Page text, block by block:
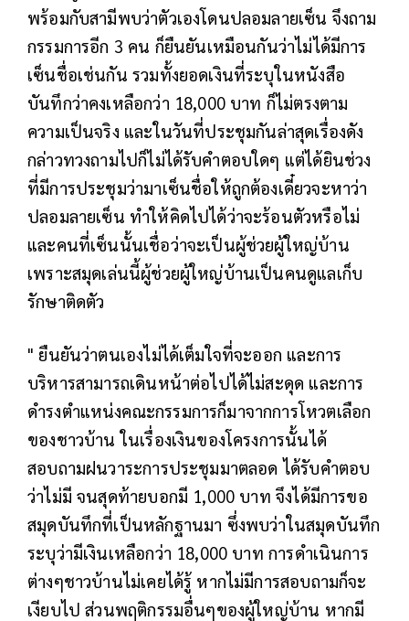
พร้อมกับสามีพบว่าตัวเองโดนปลอมลายเซ็น จึงถาม
กรรมการอีก 3 คน ก็ยืนยันเหมือนกันว่าไม่ได้มีการ
เซ็นชื่อเช่นกัน รวมทั้งยอดเงินที่ระบุในหนังสือ
บันทึกว่าคงเหลือกว่า 18,000 บาท ก็ไม่ตรงตาม
ความเป็นจริง และในวันที่ประชุมกันล่าสุดเรื่องดัง
กล่าวทวงถามไปก็ไม่ได้รับคำตอบใดๆ แต่ได้ยินช่วง
ที่มีการประชุมว่ามาเซ็นชื่อให้ถูกต้องเดี๋ยวจะหาว่า
ปลอมลายเซ็น ทำให้คิดไปได้ว่าจะร้อนตัวหรือไม่
และคนที่เซ็นนั้นเชื่อว่าจะเป็นผู้ช่วยผู้ใหญ่บ้าน
เพราะสมุดเล่นนี้ผู้ช่วยผู้ใหญ่บ้านเป็นคนดูแลเก็บ
รักษาติดตัว
" ยืนยันว่าตนเองไม่ได้เต็มใจที่จะออก และการ
บริหารสามารถเดินหน้าต่อไปได้ไม่สะดุด และการ
ดำรงตำแหน่งคณะกรรมการก็มาจากการโหวตเลือก
ของชาวบ้าน ในเรื่องเงินของโครงการนั้นได้
สอบถามฝนวาระการประชุมมาตลอด ได้รับคำตอบ
ว่าไม่มี จนสุดท้ายบอกมี 1,000 บาท จึงได้มีการขอ
สมุดบันทึกที่เป็นหลักฐานมา ซึ่งพบว่าในสมุดบันทึก
ระบุว่ามีเงินเหลือกว่า 18,000 บาท การดำเนินการ
ต่างๆชาวบ้านไม่เคยได้รู้ หากไม่มีการสอบถามก็จะ
เงียบไป ส่วนพฤติกรรมอื่นๆของผู้ใหญ่บ้าน หากมี